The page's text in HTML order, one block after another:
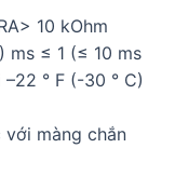
10 kOhm
ms ≤ 1 (≤ 10 ms
° F (-30 ° C)
màng chắn